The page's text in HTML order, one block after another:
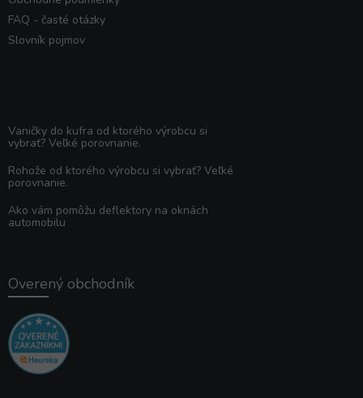
FAQ - časté otázky
Slovník pojmov
Vaničky do kufra od ktorého výrobcu si
vybrať? Veľké porovnanie.
Rohože od ktorého výrobcu si vybrať? Veľké
porovnanie.
Ako vám pomôžu deflektory na oknách
automobilu
Overený obchodník